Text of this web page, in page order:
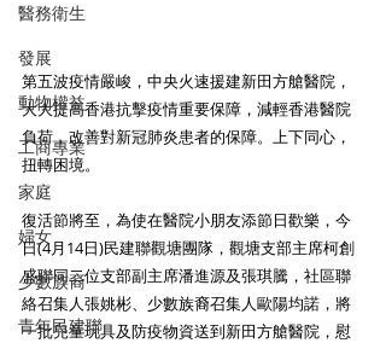
醫務衛生
發展
動物權益
工商專業
家庭
婦女
少數族裔
青年民建聯
第五波疫情嚴峻，中央火速援建新田方艙醫院，
大大提高香港抗擊疫情重要保障，減輕香港醫院
負荷，改善對新冠肺炎患者的保障。上下同心，
扭轉困境。
復活節將至，為使在醫院小朋友添節日歡樂，今
日(4月14日)民建聯觀塘團隊，觀塘支部主席柯創
盛聯同二位支部副主席潘進源及張琪騰，社區聯
絡召集人張姚彬、少數族裔召集人歐陽均諾，將
一批兒童玩具及防疫物資送到新田方艙醫院，慰